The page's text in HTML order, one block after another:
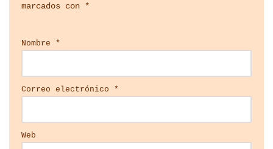
marcados con *
Nombre *
Correo electrónico *
Web